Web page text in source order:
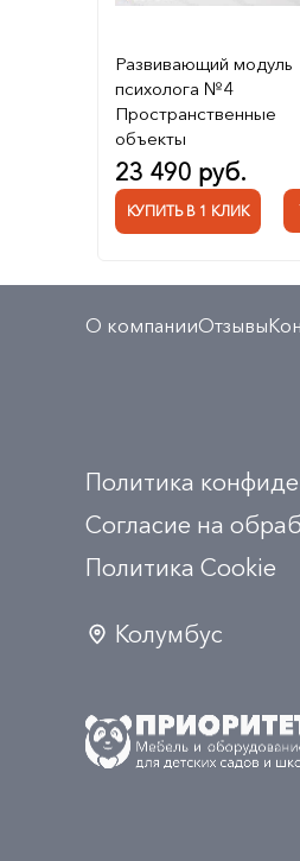
Развивающий модуль
психолога №4
Пространственные
объекты
23 490 руб.
КУПИТЬ В 1 КЛИК
О компанииОтзывы
Политика
Согласие на
Политика Сookie
Колумбус